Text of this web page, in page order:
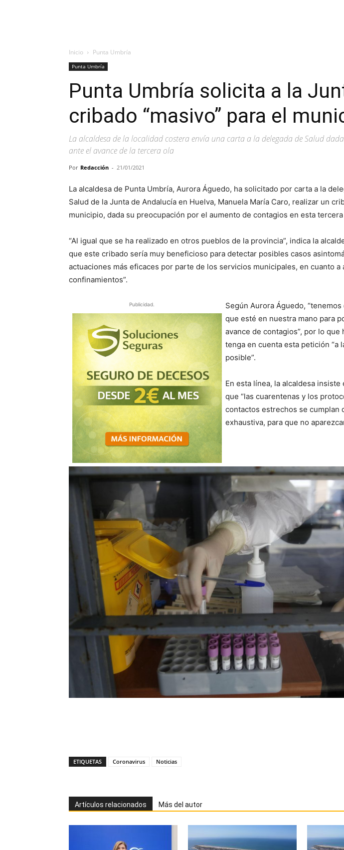
Inicio Punta Umbría
Punta Umbría
Punta Umbría solicita a la
cribado “masivo” para el
La alcaldesa de la localidad costera envía una carta a la delegada de Salud
ante el avance de la tercera ola
Por Redacción - 21/01/2021
La alcaldesa de Punta Umbría, Aurora Águedo, ha solicitado por carta a la
Salud de la Junta de Andalucía en Huelva, Manuela María Caro, realizar un
municipio, dada su preocupación por el aumento de contagios en esta tercera
“Al igual que se ha realizado en otros pueblos de la provincia”, indica la
que este cribado sería muy beneficioso para detectar posibles casos
actuaciones más eficaces por parte de los servicios municipales, en cuanto a
confinamientos”.
Publicidad.
Según Aurora Águedo,
que esté en nuestra mano para
avance de contagios”, por lo que
tenga en cuenta esta petición “a
posible”.
En esta línea, la alcaldesa
que “las cuarentenas y los
contactos estrechos se cumplan
exhaustiva, para que no
ETIQUETAS Coronavirus Noticias
Artículos relacionados Más del autor